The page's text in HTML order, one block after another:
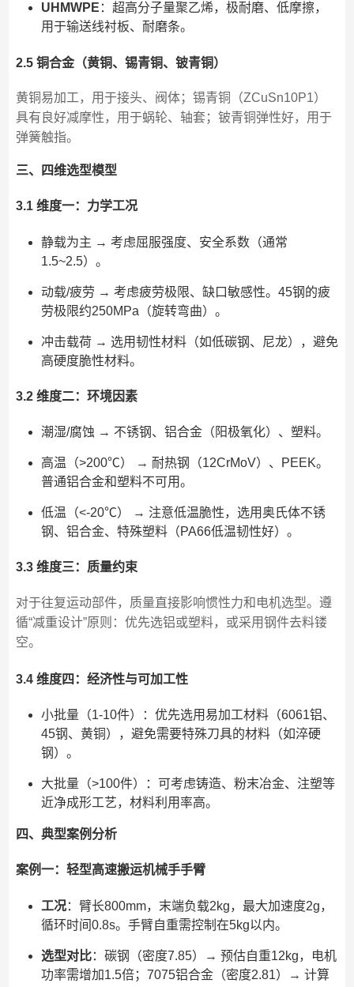
UHMWPE ：超高分子量聚乙烯，极耐磨、低摩擦，
用于输送线衬板、耐磨条。
2.5 铜合金（黄铜、锡青铜、铍青铜）
黄铜易加工，用于接头、阀体；锡青铜（ZCuSn10P1）
具有良好减摩性，用于蜗轮、轴套；铍青铜弹性好，用于
弹簧触指。
三、四维选型模型
3.1 维度一：力学工况
静载为主 → 考虑屈服强度、安全系数（通常
1.5~2.5）。
动载/疲劳 → 考虑疲劳极限、缺口敏感性。45钢的疲
劳极限约250MPa（旋转弯曲）。
冲击载荷 → 选用韧性材料（如低碳钢、尼龙），避免
高硬度脆性材料。
3.2 维度二：环境因素
潮湿/腐蚀 → 不锈钢、铝合金（阳极氧化）、塑料。
高温（>200℃） → 耐热钢（12CrMoV）、PEEK。
普通铝合金和塑料不可用。
低温（<-20℃） → 注意低温脆性，选用奥氏体不锈
钢、铝合金、特殊塑料（PA66低温韧性好）。
3.3 维度三：质量约束
对于往复运动部件，质量直接影响惯性力和电机选型。遵
循“减重设计”原则：优先选铝或塑料，或采用钢件去料镂
空。
3.4 维度四：经济性与可加工性
小批量（1-10件）：优先选用易加工材料（6061铝、
45钢、黄铜），避免需要特殊刀具的材料（如淬硬
钢）。
大批量（>100件）：可考虑铸造、粉末冶金、注塑等
近净成形工艺，材料利用率高。
四、典型案例分析
案例一：轻型高速搬运机械手手臂
工况：臂长800mm，末端负载2kg，最大加速度2g，
循环时间0.8s。手臂自重需控制在5kg以内。
选型对比：碳钢（密度7.85）→ 预估自重12kg，电机
功率需增加1.5倍；7075铝合金（密度2.81）→ 计算